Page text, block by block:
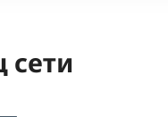
сети